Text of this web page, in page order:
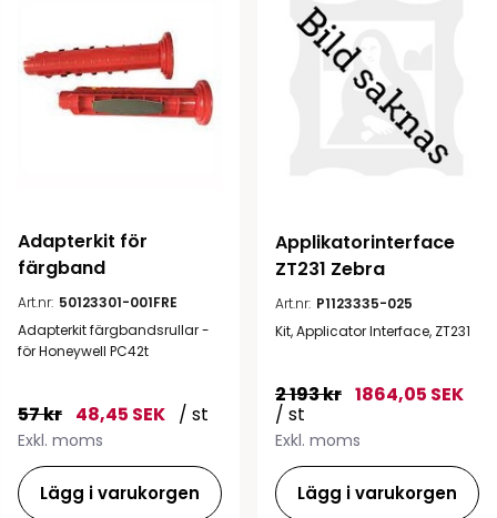
Adapterkit för
färgband
Art.nr: 50123301-001FRE
Adapterkit färgbandsrullar -
för Honeywell PC42t
57 kr 48,45 SEK / st
Exkl. moms
Lägg i varukorgen
Applikatorinterface
ZT231 Zebra
Art.nr: P1123335-025
Kit, Applicator Interface, ZT231
2 193 kr 1864,05 SEK
/ st
Exkl. moms
Lägg i varukorgen